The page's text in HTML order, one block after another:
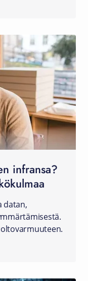
infransa?
datan,